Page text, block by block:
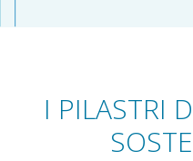
I PILASTRI